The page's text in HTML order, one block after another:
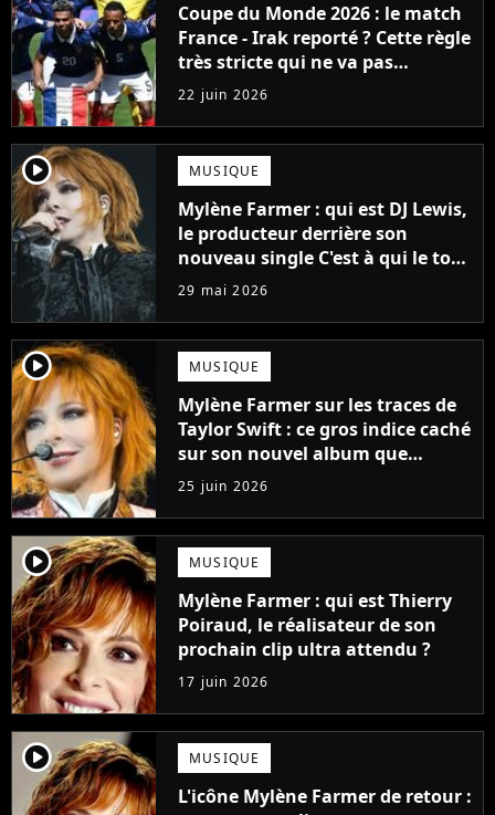
Coupe du Monde 2026 : le match
France - Irak reporté ? Cette règle
très stricte qui ne va pas
arranger les supporters français
22 juin 2026
player2 MUSIQUE
Mylène Farmer : qui est DJ Lewis,
le producteur derrière son
nouveau single C'est à qui le tour
?
29 mai 2026
player2 MUSIQUE
Mylène Farmer sur les traces de
Taylor Swift : ce gros indice caché
sur son nouvel album que
personne n'a remarqué
25 juin 2026
player2 MUSIQUE
Mylène Farmer : qui est Thierry
Poiraud, le réalisateur de son
prochain clip ultra attendu ?
17 juin 2026
player2 MUSIQUE
L'icône Mylène Farmer de retour :